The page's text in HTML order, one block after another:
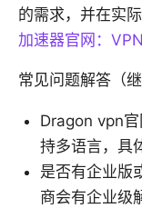
的需求，并在实
加速器官网：
常见问题解答（继
Dragon vpn
持多语言，具
是否有企业版
商会有企业级